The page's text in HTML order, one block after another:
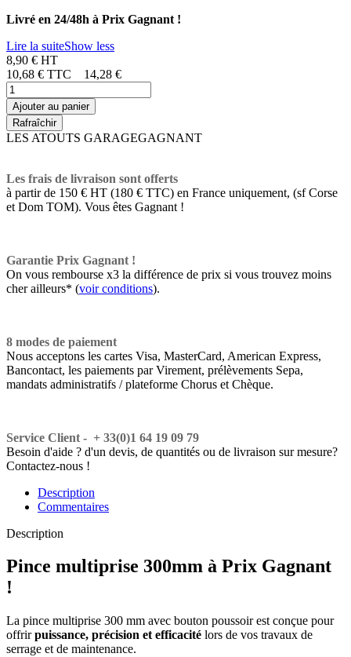
Livré en 24/48h à Prix Gagnant !
Lire la suiteShow less
8,90 € HT
10,68 € TTC 14,28 €
Ajouter au panier
LES ATOUTS GARAGEGAGNANT
Les frais de livraison sont offerts
à partir de 150 € HT (180 € TTC) en France uniquement, (sf Corse
et Dom TOM). Vous êtes Gagnant !
Garantie Prix Gagnant !
On vous rembourse x3 la différence de prix si vous trouvez moins
cher ailleurs* (voir conditions).
8 modes de paiement
Nous acceptons les cartes Visa, MasterCard, American Express,
Bancontact, les paiements par Virement, prélèvements Sepa,
mandats administratifs / plateforme Chorus et Chèque.
Service Client - + 33(0)1 64 19 09 79
Besoin d'aide ? d'un devis, de quantités ou de livraison sur mesure?
Contactez-nous !
Description
Commentaires
Description
Pince multiprise 300mm à Prix Gagnant
!
La pince multiprise 300 mm avec bouton poussoir est conçue pour
offrirpuissance, précision et efficacité lors de vos travaux de
serrage et de maintenance.